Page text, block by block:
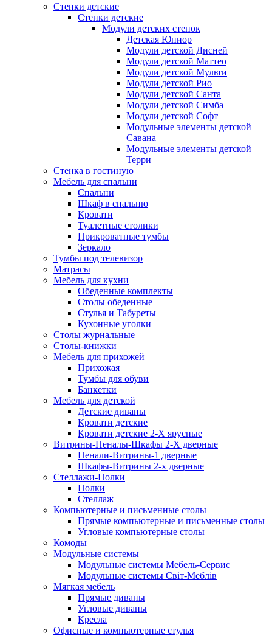
Стенки детские
Стенки детские
Модули детских стенок
Детская Юниор
Модули детской Дисней
Модули детской Маттео
Модули детской Мульти
Модули детской Рио
Модули детской Санта
Модули детской Симба
Модули детской Софт
Модульные элементы детской
Савана
Модульные элементы детской
Терри
Стенка в гостиную
Мебель для спальни
Спальни
Шкаф в спальню
Кровати
Туалетные столики
Прикроватные тумбы
Зеркало
Тумбы под телевизор
Матрасы
Мебель для кухни
Обеденные комплекты
Столы обеденные
Стулья и Табуреты
Кухонные уголки
Столы журнальные
Столы-книжки
Мебель для прихожей
Прихожая
Тумбы для обуви
Банкетки
Мебель для детской
Детские диваны
Кровати детские
Кровати детские 2-Х ярусные
Витрины-Пеналы-Шкафы 2-Х дверные
Пенали-Витрины-1 дверные
Шкафы-Витрины 2-х дверные
Стеллажи-Полки
Полки
Стеллаж
Компьютерные и письменные столы
Прямые компьютерные и письменные столы
Угловые компьютерные столы
Комоды
Модульные системы
Модульные системы Мебель-Сервис
Модульные системы Світ-Meблів
Мягкая мебель
Прямые диваны
Угловые диваны
Кресла
Офисные и компьютерные стулья